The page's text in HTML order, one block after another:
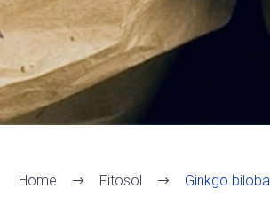
Home Fitosol Ginkgo biloba